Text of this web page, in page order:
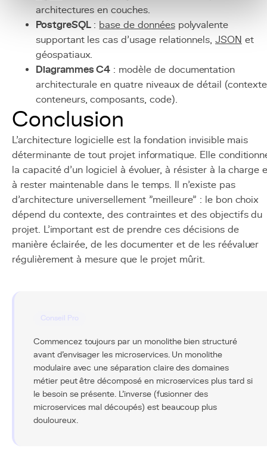
architectures en couches.
PostgreSQL: base de donnéespolyvalente
supportant les cas d'usage relationnels,JSON et
géospatiaux.
Diagrammes C4 : modèle de documentation
architecturale en quatre niveaux de détail
conteneurs, composants, code).
Conclusion
L'architecture logicielle est la fondation invisible mais
déterminante de tout projet informatique. Elle
la capacité d'un logiciel à évoluer, à résister à la charge
à rester maintenable dans le temps. Il n'existe pas
d'architecture universellement "meilleure" : le bon choix
dépend du contexte, des contraintes et des objectifs du
projet. L'important est de prendre ces décisions de
manière éclairée, de les documenter et de les réévaluer
régulièrement à mesure que le projet mûrit.
Conseil Pro
Commencez toujours par un monolithe bien structuré
avant d'envisager les microservices. Un monolithe
modulaire avec une séparation claire des domaines
métier peut être décomposé en microservices plus tard si
le besoin se présente. L'inverse (fusionner des
microservices mal découpés) est beaucoup plus
douloureux.